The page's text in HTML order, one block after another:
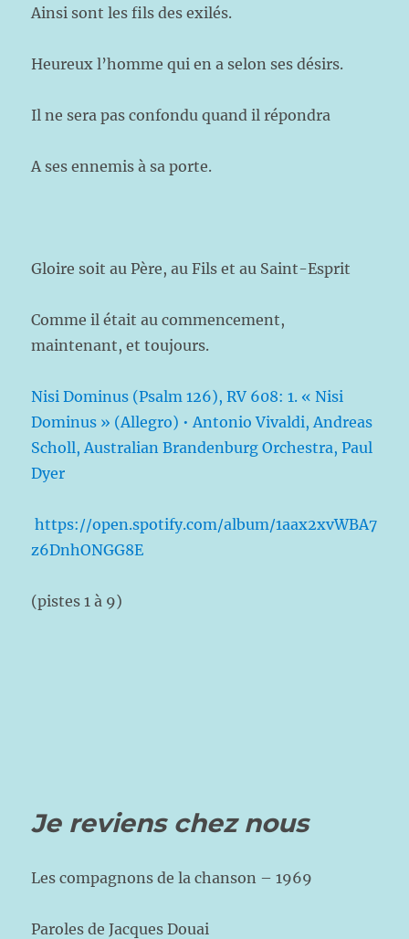
Ainsi sont les fils des exilés.
Heureux l’homme qui en a selon ses désirs.
Il ne sera pas confondu quand il répondra
A ses ennemis à sa porte.
Gloire soit au Père, au Fils et au Saint-Esprit
Comme il était au commencement,
maintenant, et toujours.
Nisi Dominus (Psalm 126), RV 608: 1. « Nisi
Dominus » (Allegro) • Antonio Vivaldi, Andreas
Scholl, Australian Brandenburg Orchestra, Paul
Dyer
https://open.spotify.com/album/1aax2xvWBA7
z6DnhONGG8E
(pistes 1 à 9)
Je reviens chez nous
Les compagnons de la chanson – 1969
Paroles de Jacques Douai